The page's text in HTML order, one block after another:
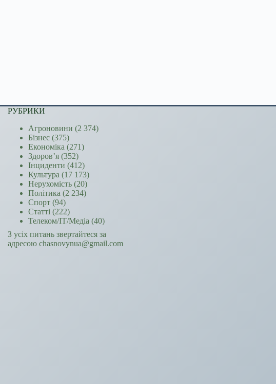
РУБРИКИ
Агроновини (2 374)
Бізнес (375)
Економіка (271)
Здоров’я (352)
Інциденти (412)
Культура (17 173)
Нерухомість (20)
Політика (2 234)
Спорт (94)
Статті (222)
Телеком/ІТ/Медіа (40)
З усіх питань звертайтеся за
адресою chasnovynua@gmail.com